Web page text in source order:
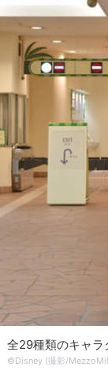
全29種類のキャラ
©Disney (撮影/